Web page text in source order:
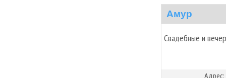
Амур
Свадебные и
Адрес: